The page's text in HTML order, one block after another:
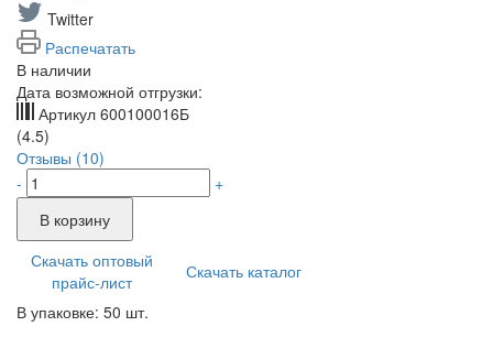
Twitter
Распечатать
В наличии
Дата возможной отгрузки:
Артикул 600100016Б
(4.5)
Отзывы (10)
-
+
В корзину
Скачать оптовый
прайс-лист
Скачать каталог
В упаковке: 50 шт.